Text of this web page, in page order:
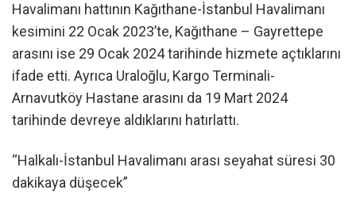
Havalimanı hattının Kağıthane-İstanbul Havalimanı
kesimini 22 Ocak 2023’te, Kağıthane – Gayrettepe
arasını ise 29 Ocak 2024 tarihinde hizmete açtıklarını
ifade etti. Ayrıca Uraloğlu, Kargo Terminali-
Arnavutköy Hastane arasını da 19 Mart 2024
tarihinde devreye aldıklarını hatırlattı.
“Halkalı-İstanbul Havalimanı arası seyahat süresi 30
dakikaya düşecek”